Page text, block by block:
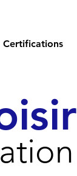
Certifications